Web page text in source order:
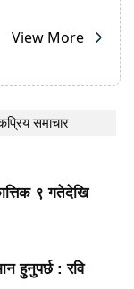
समाचार
९ गतेदेखि
हुनुपर्छ : रवि